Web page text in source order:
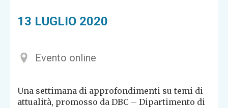
13 LUGLIO 2020
Evento online
Una settimana di approfondimenti su temi di
attualità, promosso da DBC – Dipartimento di